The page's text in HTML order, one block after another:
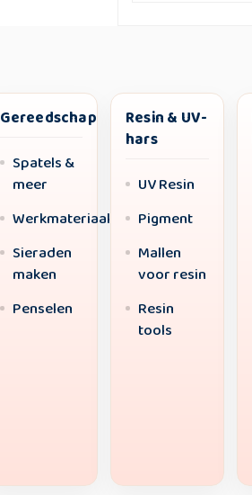
Gereedschap
Spatels &
meer
Werkmateriaal
Sieraden
maken
Penselen
Resin & UV-
hars
UV Resin
Pigment
Mallen
voor resin
Resin
tools